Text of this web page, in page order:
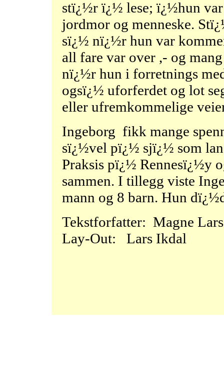
stï¿½r ï¿½ lese; ï¿½hun
jordmor og menneske.
sï¿½ nï¿½r hun var
all fare var over ,- og
nï¿½r hun i forretnings
ogsï¿½ uforferdet og lot
eller ufremkommelige
Ingeborg fikk mange
sï¿½vel pï¿½ sjï¿½ som
Praksis pï¿½ Rennesï¿½y
sammen. I tillegg viste
mann og 8 barn. Hun
Tekstforfatter: Magne
Lay-Out: Lars Ikdal